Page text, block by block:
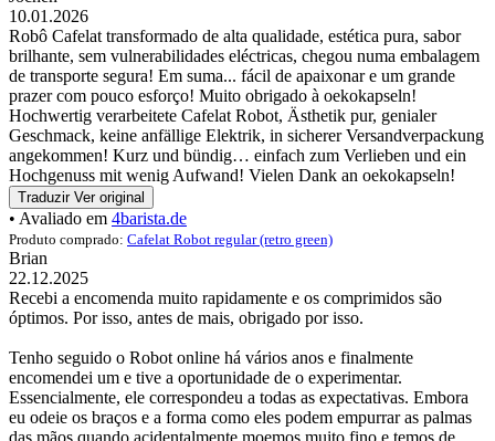
10.01.2026
Robô Cafelat transformado de alta qualidade, estética pura, sabor
brilhante, sem vulnerabilidades eléctricas, chegou numa embalagem
de transporte segura! Em suma... fácil de apaixonar e um grande
prazer com pouco esforço! Muito obrigado à oekokapseln!
Hochwertig verarbeitete Cafelat Robot, Ästhetik pur, genialer
Geschmack, keine anfällige Elektrik, in sicherer Versandverpackung
angekommen! Kurz und bündig… einfach zum Verlieben und ein
Hochgenuss mit wenig Aufwand! Vielen Dank an oekokapseln!
Traduzir Ver original
• Avaliado em 4barista.de
Produto comprado: Cafelat Robot regular (retro green)
Brian
22.12.2025
Recebi a encomenda muito rapidamente e os comprimidos são
óptimos. Por isso, antes de mais, obrigado por isso.
Tenho seguido o Robot online há vários anos e finalmente
encomendei um e tive a oportunidade de o experimentar.
Essencialmente, ele correspondeu a todas as expectativas. Embora
eu odeie os braços e a forma como eles podem empurrar as palmas
das mãos quando acidentalmente moemos muito fino e temos de